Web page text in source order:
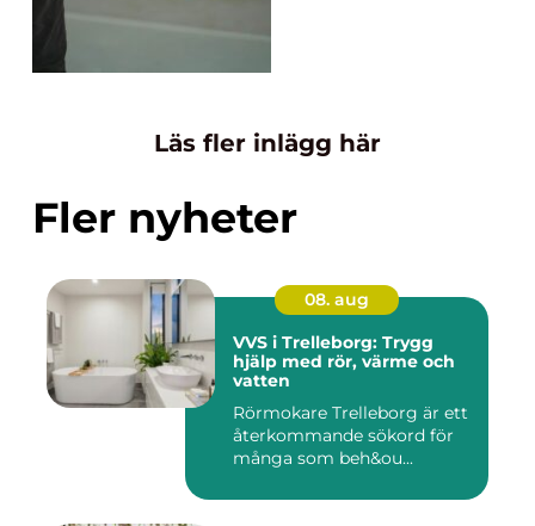
Läs fler inlägg här
Fler nyheter
08. aug
VVS i Trelleborg: Trygg
hjälp med rör, värme och
vatten
Rörmokare Trelleborg är ett
återkommande sökord för
många som beh&ou...